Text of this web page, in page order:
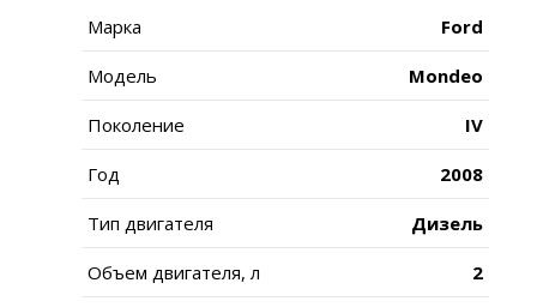
Марка Ford
Модель Mondeo
Поколение IV
Год 2008
Тип двигателя Дизель
Объем двигателя, л 2